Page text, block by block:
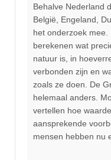
Behalve Nederland
België, Engeland,
het onderzoek
berekenen wat
natuur is, in
verbonden zijn en
zoals ze doen. De
helemaal anders.
vertellen hoe
aansprekende
mensen hebben nu